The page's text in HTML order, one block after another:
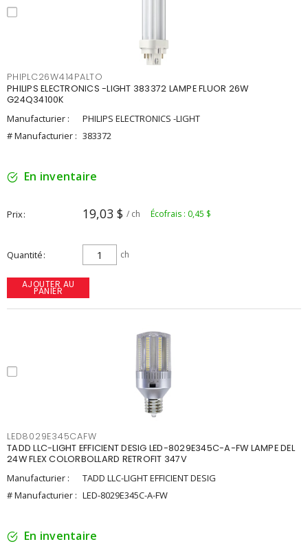
PHIPLC26W414PALTO
PHILIPS ELECTRONICS -LIGHT 383372 LAMPE FLUOR 26W
G24Q34100K
Manufacturier :
PHILIPS ELECTRONICS -LIGHT
# Manufacturier : 383372
En inventaire
Prix 19,03 $ / ch Écofrais : 0,45 $
Quantité ch
AJOUTER AU
PANIER
LED8029E345CAFW
TADD LLC-LIGHT EFFICIENT DESIG LED-8029E345C-A-FW LAMPE DEL
24W FLEX COLORBOLLARD RETROFIT 347V
Manufacturier :
TADD LLC-LIGHT EFFICIENT DESIG
# Manufacturier : LED-8029E345C-A-FW
En inventaire